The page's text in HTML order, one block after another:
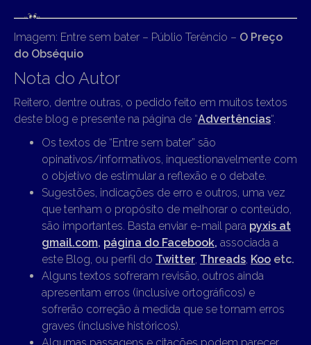
Imagem: Entre sem bater – Públio Terêncio – O Preço
do Obséquio
Nota do Autor
Reitero, dentre outras, o pedido feito em muitos textos
deste blog e presente na página de “Advertências“.
Os textos de “Entre sem bater” são
opinativos/informativos, inquestionavelmente com
o objetivo de estimular a reflexão e o debate.
Sugestões, indicações de erro e outros, uma vez
que tenham o propósito de melhorar o conteúdo,
são importantes. Basta enviar e-mail para pyxis at
gmail.com, página do Facebook, associada a
este Blog, ou perfil do Twitter Threads Koo etc.
Alguns textos sofreram revisão, outros ainda
apresentam erros (inclusive ortográficos) e
sofrerão correção à medida que se tornam erros
graves (inclusive históricos).
Algumas passagens e citações podem parecer